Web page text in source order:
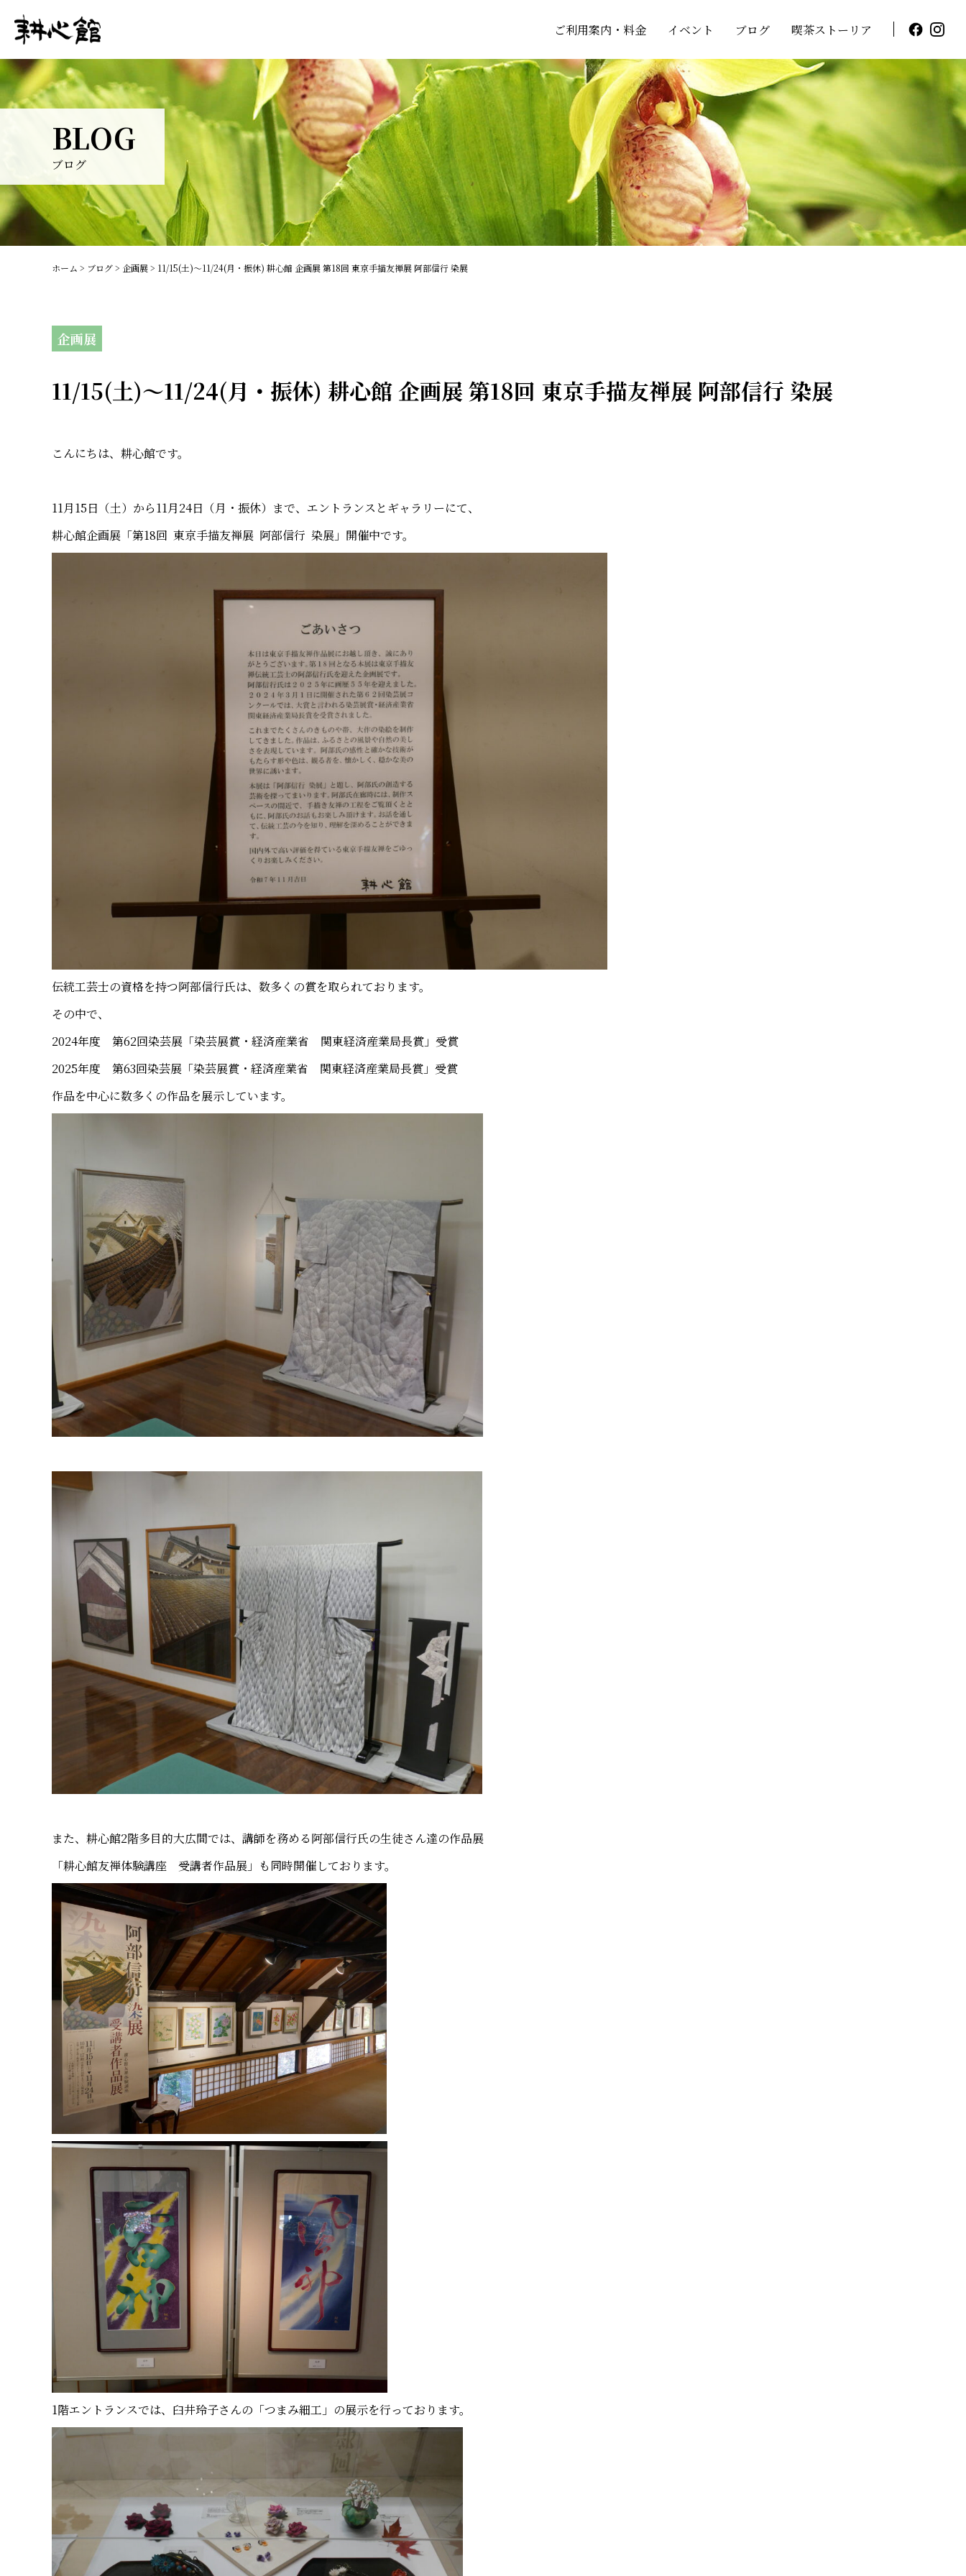
ご利用案内・料金 イベント ブログ 喫茶ストーリア
BLOG
ブログ
ホーム > ブログ> 企画展> 11/15(土)～11/24(月・振休) 耕心館 企画展 第18回 東京手描友禅展 阿部信行 染展
企画展
11/15(土)～11/24(月・振休) 耕心館 企画展 第18回 東京手描友禅展 阿部信行 染展
こんにちは、耕心館です。
11月15日（土）から11月24日（月・振休）まで、エントランスとギャラリーにて、
耕心館企画展「第18回 東京手描友禅展 阿部信行 染展」開催中です。
伝統工芸士の資格を持つ阿部信行氏は、数多くの賞を取られております。
その中で、
2024年度 第62回染芸展「染芸展賞・経済産業省 関東経済産業局長賞」受賞
2025年度 第63回染芸展「染芸展賞・経済産業省 関東経済産業局長賞」受賞
作品を中心に数多くの作品を展示しています。
また、耕心館2階多目的大広間では、講師を務める阿部信行氏の生徒さん達の作品展
「耕心館友禅体験講座 受講者作品展」も同時開催しております。
1階エントランスでは、臼井玲子さんの「つまみ細工」の展示を行っております。